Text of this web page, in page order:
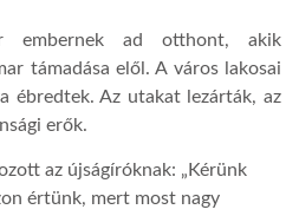
embernek ad otthont, akik
támadása elől.A város lakosai
ébredtek.Az utakat lezárták,az
erők.
az újságíróknak: „Kérünk
értünk, mert most nagy